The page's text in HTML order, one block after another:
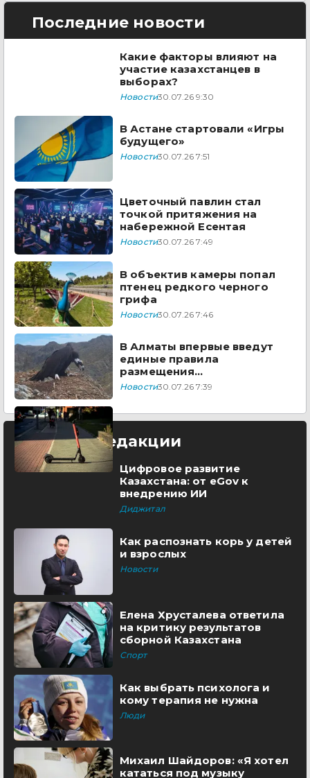
Последние новости
Какие факторы влияют на
участие казахстанцев в
выборах?
Новости30.07.26 9:30
В Астане стартовали «Игры
будущего»
Новости30.07.26 7:51
Цветочный павлин стал
точкой притяжения на
набережной Есентая
Новости30.07.26 7:49
В объектив камеры попал
птенец редкого черного
грифа
Новости30.07.26 7:46
В Алматы впервые введут
единые правила
размещения
электросамокатов
Новости30.07.26 7:39
Выбор редакции
Цифровое развитие
Казахстана: от eGov к
внедрению ИИ
Диджитал
Как распознать корь у детей
и взрослых
Новости
Елена Хрусталева ответила
на критику результатов
сборной Казахстана
Спорт
Как выбрать психолога и
кому терапия не нужна
Люди
Михаил Шайдоров: «Я хотел
кататься под музыку